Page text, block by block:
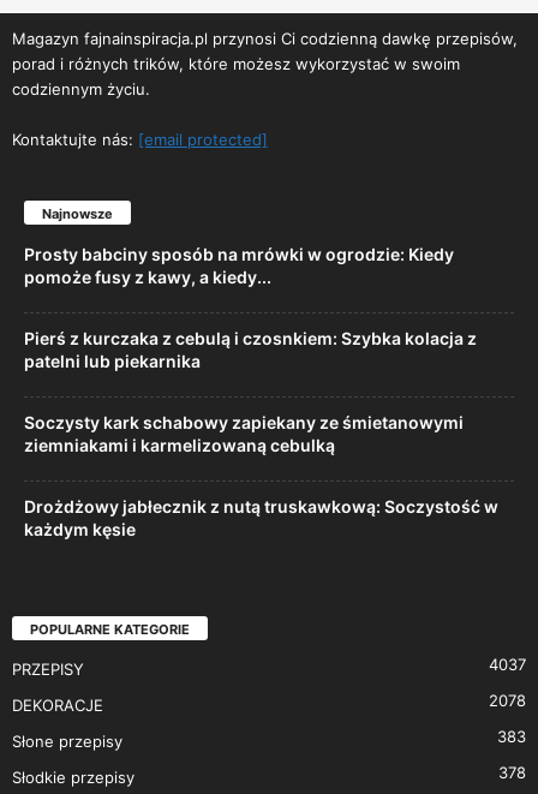
Magazyn fajnainspiracja.pl przynosi Ci codzienną dawkę przepisów,
porad i różnych trików, które możesz wykorzystać w swoim
codziennym życiu.
Kontaktujte nás: [email protected]
Najnowsze
Prosty babciny sposób na mrówki w ogrodzie: Kiedy
pomoże fusy z kawy, a kiedy...
Pierś z kurczaka z cebulą i czosnkiem: Szybka kolacja z
patelni lub piekarnika
Soczysty kark schabowy zapiekany ze śmietanowymi
ziemniakami i karmelizowaną cebulką
Drożdżowy jabłecznik z nutą truskawkową: Soczystość w
każdym kęsie
POPULARNE KATEGORIE
PRZEPISY 4037
DEKORACJE 2078
Słone przepisy 383
Słodkie przepisy 378